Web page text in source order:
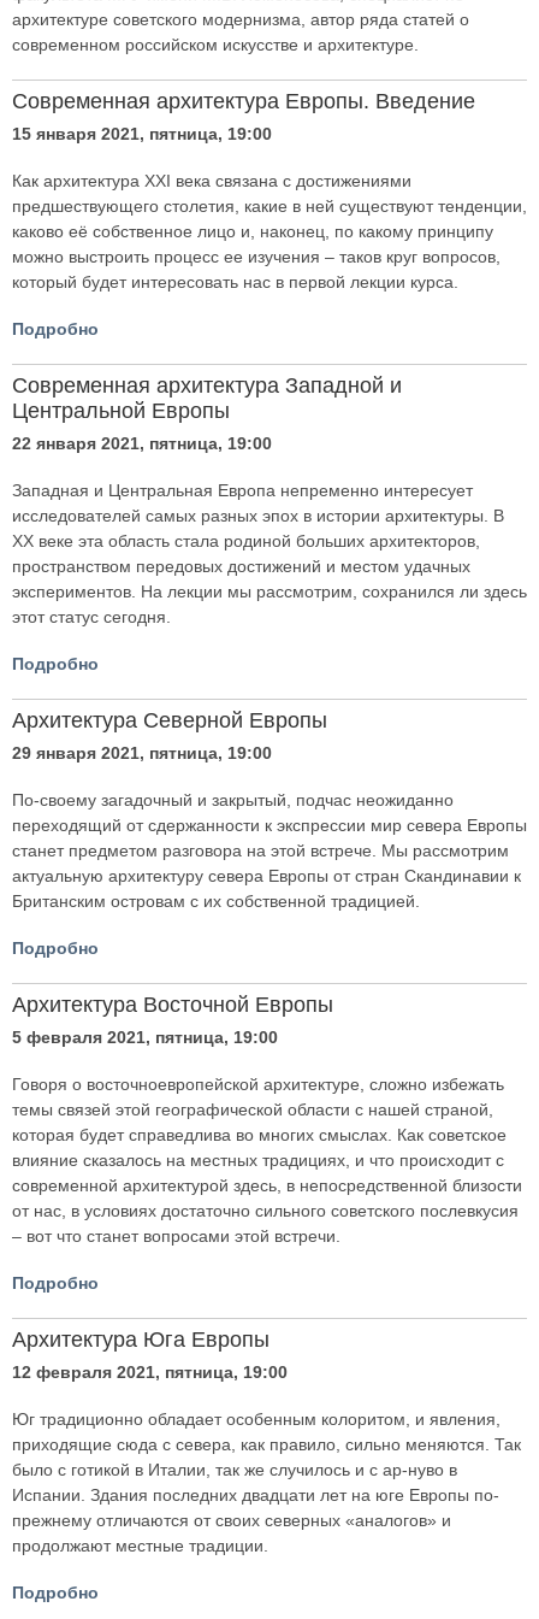
архитектуре советского модернизма, автор ряда статей о
современном российском искусстве и архитектуре.
Современная архитектура Европы. Введение
15 января 2021, пятница, 19:00
Как архитектура XXI века связана с достижениями
предшествующего столетия, какие в ней существуют тенденции,
каково её собственное лицо и, наконец, по какому принципу
можно выстроить процесс ее изучения – таков круг вопросов,
который будет интересовать нас в первой лекции курса.
Подробно
Современная архитектура Западной и
Центральной Европы
22 января 2021, пятница, 19:00
Западная и Центральная Европа непременно интересует
исследователей самых разных эпох в истории архитектуры. В
ХХ веке эта область стала родиной больших архитекторов,
пространством передовых достижений и местом удачных
экспериментов. На лекции мы рассмотрим, сохранился ли здесь
этот статус сегодня.
Подробно
Архитектура Северной Европы
29 января 2021, пятница, 19:00
По-своему загадочный и закрытый, подчас неожиданно
переходящий от сдержанности к экспрессии мир севера Европы
станет предметом разговора на этой встрече. Мы рассмотрим
актуальную архитектуру севера Европы от стран Скандинавии к
Британским островам с их собственной традицией.
Подробно
Архитектура Восточной Европы
5 февраля 2021, пятница, 19:00
Говоря о восточноевропейской архитектуре, сложно избежать
темы связей этой географической области с нашей страной,
которая будет справедлива во многих смыслах. Как советское
влияние сказалось на местных традициях, и что происходит с
современной архитектурой здесь, в непосредственной близости
от нас, в условиях достаточно сильного советского послевкусия
– вот что станет вопросами этой встречи.
Подробно
Архитектура Юга Европы
12 февраля 2021, пятница, 19:00
Юг традиционно обладает особенным колоритом, и явления,
приходящие сюда с севера, как правило, сильно меняются. Так
было с готикой в Италии, так же случилось и с ар-нуво в
Испании. Здания последних двадцати лет на юге Европы по-
прежнему отличаются от своих северных «аналогов» и
продолжают местные традиции.
Подробно